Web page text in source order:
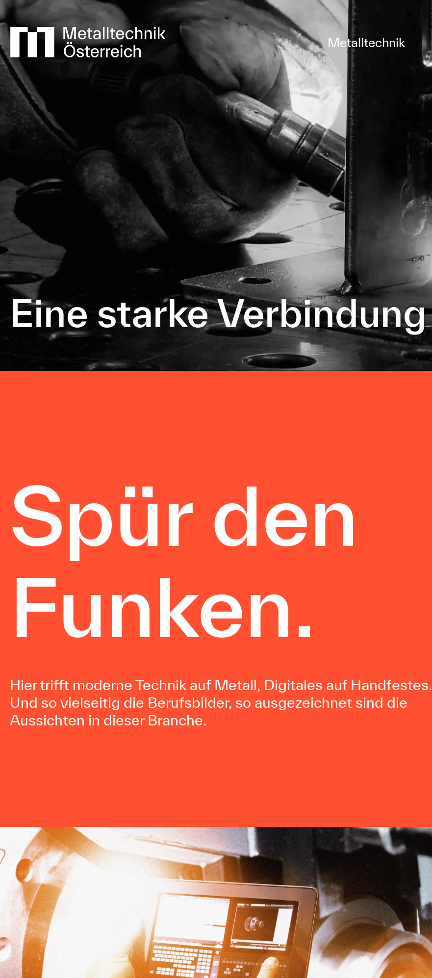
Metalltechnik
Eine starke Verbindung
Spür den
Funken.
Hier trifft moderne Technik auf Metall, Digitales auf Handfestes.
Und so vielseitig die Berufsbilder, so ausgezeichnet sind die
Aussichten in dieser Branche.